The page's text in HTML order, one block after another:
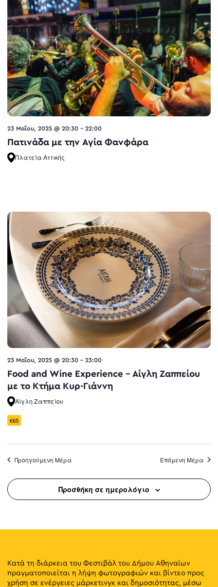
23 Μαΐου, 2025 @ 20:30 - 22:00
Πατινάδα με την Αγία Φανφάρα
Πλατεία Αττικής
23 Μαΐου, 2025 @ 20:30 - 23:00
Food and Wine Experience – Αίγλη Ζαππείου
με το Κτήμα Κυρ-Γιάννη
Αίγλη Ζαππείου
€65
Προηγούμενη Μέρα Επόμενη Μέρα
Προσθήκη σε ημερολόγιο
Κατά τη διάρκεια του Φεστιβάλ του Δήμου Αθηναίων
πραγματοποιείται η λήψη φωτογραφιών και βίντεο προς
χρήση σε ενέργειες μάρκετινγκ και δημοσιότητας, μέσω